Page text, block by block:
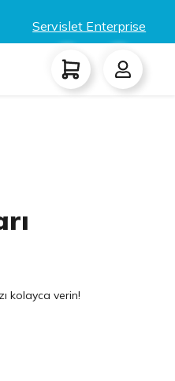
Servislet Enterprise
kolayca verin!